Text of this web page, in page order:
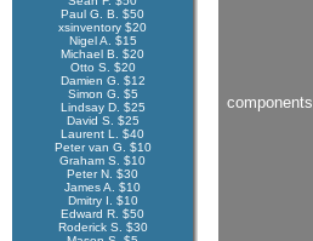
Paul G. B. $50
xsinventory $20
Nigel A. $15
Michael B. $20
Otto S. $20
Damien G. $12
Simon G. $5
Lindsay D. $25
David S. $25
Laurent L. $40
Peter van G. $10
Graham S. $10
Peter N. $30
James A. $10
Dmitry I. $10
Edward R. $50
Roderick S. $30
components